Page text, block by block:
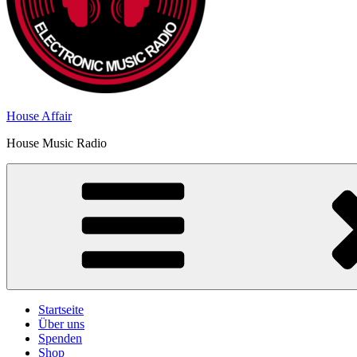
House Affair
House Music Radio
Startseite
Über uns
Spenden
Shop